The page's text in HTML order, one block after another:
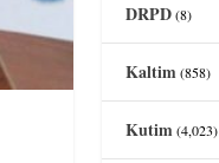
DRPD(8)
Kaltim(858)
Kutim(4,023)